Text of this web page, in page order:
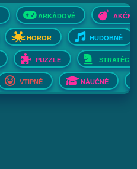
ARKÁDOVÉ AKČNÉ
HOROR HUDOBNÉ
PUZZLE STRATÉGIE
VTIPNÉ NÁUČNÉ